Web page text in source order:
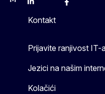
MastodonLinkedInBlueskyFacebook
Kontakt
Prijavite ranjivost IT-
Jezici na našim
Kolačići